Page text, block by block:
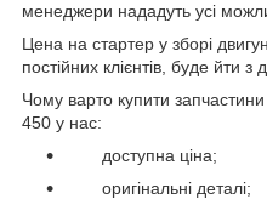
менеджери нададуть усі
Цена на стартер у зборі
постійних клієнтів, буде йти
Чому варто купити
450 у нас:
доступна ціна;
оригінальні деталі;